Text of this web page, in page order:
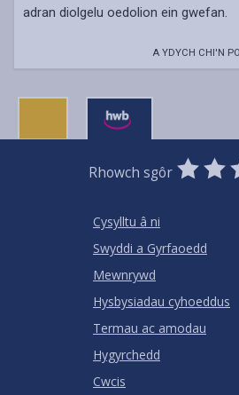
adran diolgelu oedolion ein gwefan.
A YDYCH CHI'N
Rhowch sgôr
0
Stars
1
Star
2
Cysylltu â ni
Swyddi a Gyrfaoedd
Mewnrywd
Hysbysiadau cyhoeddus
Termau ac amodau
Hygyrchedd
Cwcis